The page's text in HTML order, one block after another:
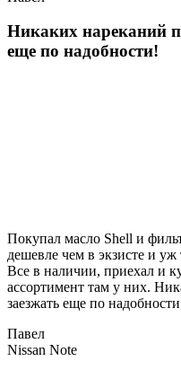
Никаких нареканий
еще по надобности!
Покупал масло Shell и
дешевле чем в экзисте и уж
Все в наличии, приехал и
ассортимент там у них.
заезжать еще по
Павел
Nissan Note